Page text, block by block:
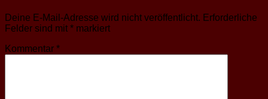
Deine E-Mail-Adresse wird nicht veröffentlicht. Erforderliche
Felder sind mit * markiert
Kommentar *